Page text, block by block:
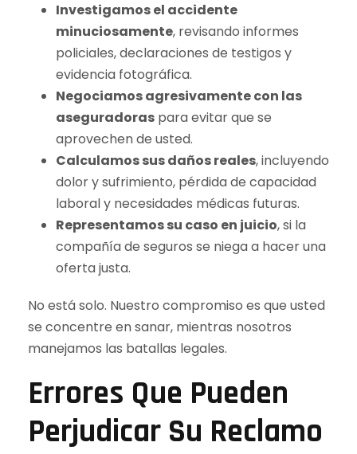
Investigamos el accidente
minuciosamente, revisando informes
policiales, declaraciones de testigos y
evidencia fotográfica.
Negociamos agresivamente con las
aseguradoras para evitar que se
aprovechen de usted.
Calculamos sus daños reales, incluyendo
dolor y sufrimiento, pérdida de capacidad
laboral y necesidades médicas futuras.
Representamos su caso en juicio, si la
compañía de seguros se niega a hacer una
oferta justa.
No está solo. Nuestro compromiso es que usted
se concentre en sanar, mientras nosotros
manejamos las batallas legales.
Errores Que Pueden
Perjudicar Su Reclamo